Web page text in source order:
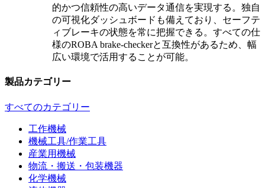
的かつ信頼性の高いデータ通信を実現する。独自
の可視化ダッシュボードも備えており、セーフテ
ィブレーキの状態を常に把握できる。すべての仕
様のROBA brake-checkerと互換性があるため、幅
広い環境で活用することが可能。
製品カテゴリー
すべてのカテゴリー
工作機械
機械工具/作業工具
産業用機械
物流・搬送・包装機器
化学機械